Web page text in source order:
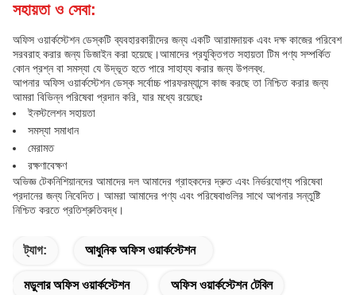
সহায়তা ও সেবা:
অফিস ওয়ার্কস্টেশন ডেস্কটি ব্যবহারকারীদের জন্য একটি আরামদায়ক এবং দক্ষ কাজের পরিবেশ
সরবরাহ করার জন্য ডিজাইন করা হয়েছে।আমাদের প্রযুক্তিগত সহায়তা টিম পণ্য সম্পর্কিত
কোন প্রশ্ন বা সমস্যা যে উদ্ভূত হতে পারে সাহায্য করার জন্য উপলব্ধ.
আপনার অফিস ওয়ার্কস্টেশন ডেস্ক সর্বোচ্চ পারফরম্যান্সে কাজ করছে তা নিশ্চিত করার জন্য
আমরা বিভিন্ন পরিষেবা প্রদান করি, যার মধ্যে রয়েছেঃ
ইনস্টলেশন সহায়তা
সমস্যা সমাধান
মেরামত
রক্ষণাবেক্ষণ
অভিজ্ঞ টেকনিশিয়ানদের আমাদের দল আমাদের গ্রাহকদের দ্রুত এবং নির্ভরযোগ্য পরিষেবা
প্রদানের জন্য নিবেদিত। আমরা আমাদের পণ্য এবং পরিষেবাগুলির সাথে আপনার সন্তুষ্টি
নিশ্চিত করতে প্রতিশ্রুতিবদ্ধ।
ট্যাগ: আধুনিক অফিস ওয়ার্কস্টেশন
মডুলার অফিস ওয়ার্কস্টেশন অফিস ওয়ার্কস্টেশন টেবিল